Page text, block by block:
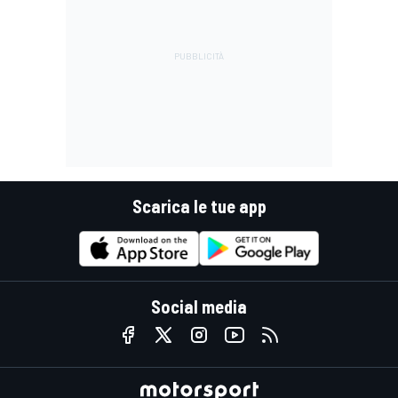
Scarica le tue app
Social media